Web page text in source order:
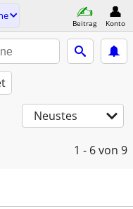
Beitrag Konto
Neustes
1 - 6von 9